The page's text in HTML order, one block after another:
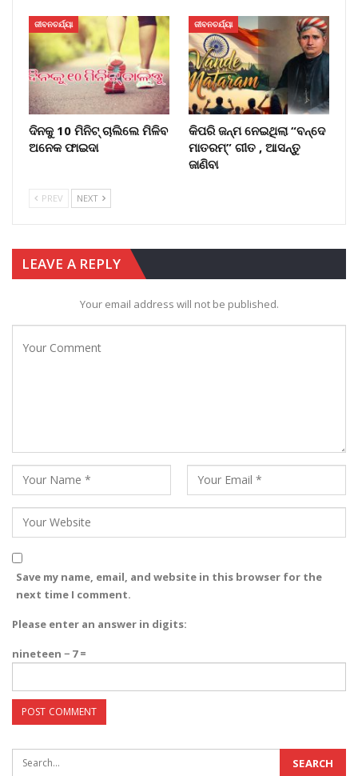
ଜୀବନଚର୍ଯ୍ୟା
ଦିନକୁ 10 ମିନିଟ୍ ଚାଲିଲେ ମିଳିବ
ଅନେକ ଫାଇଦା
ଜୀବନଚର୍ଯ୍ୟା
କିପରି ଜନ୍ମ ନେଇଥିଲା “ବନ୍ଦେ
ମାତରମ୍” ଗୀତ , ଆସନ୍ତୁ
ଜାଣିବା
PREV NEXT
LEAVE A REPLY
Your email address will not be published.
Save my name, email, and website in this browser for the
next time I comment.
Please enter an answer in digits:
nineteen − 7 =